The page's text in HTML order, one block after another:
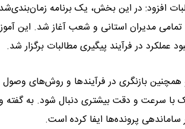
افزود: در این بخش، یک برنامه
تمامی مدیران استانی و شعب آغاز شد. این
در فرآیند پیگیری مطالبات برگزار شد.
بازنگری در فرآیندها و روش‌های
سرعت و دقت بیشتری دنبال شود. به گفته
پرونده‌ها ایفا کرده است.